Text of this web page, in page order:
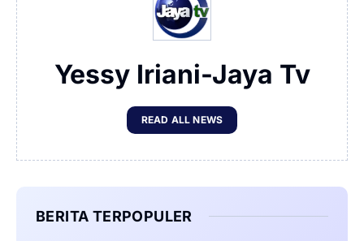
Yessy Iriani-Jaya Tv
READ ALL NEWS
BERITA TERPOPULER